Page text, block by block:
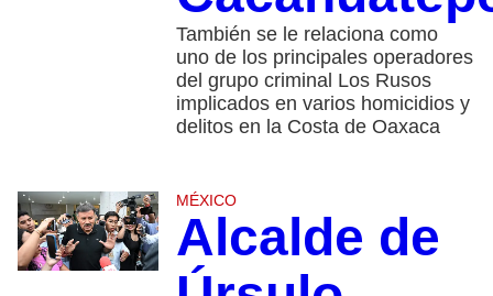
También se le relaciona como
uno de los principales operadores
del grupo criminal Los Rusos
implicados en varios homicidios y
delitos en la Costa de Oaxaca
MÉXICO
Alcalde de